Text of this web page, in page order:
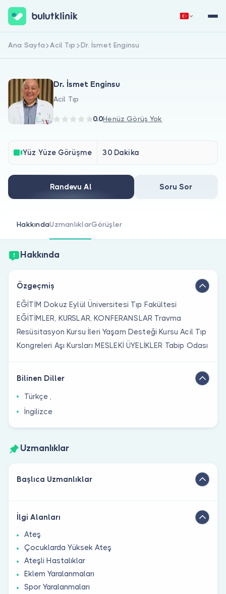
Hakkımızda
Hastalar için
Doktorlar için
Doktor musunuz?
Hemen Kaydol
Ana Sayfa Acil Tıp Dr. İsmet Enginsu
Dr. İsmet Enginsu
Acil Tıp
0.0Henüz Görüş Yok
Yüz Yüze Görüşme 30 Dakika
Randevu Al Soru Sor
HakkındaUzmanlıklarGörüşler
Hakkında
Özgeçmiş
EĞİTİM Dokuz Eylül Üniversitesi Tıp Fakültesi
EĞİTİMLER, KURSLAR, KONFERANSLAR Travma
Resüsitasyon Kursu İleri Yaşam Desteği Kursu Acil Tıp
Kongreleri Aşı Kursları MESLEKİ ÜYELİKLER Tabip Odası
Bilinen Diller
Türkçe ,
İngilizce
Uzmanlıklar
Başlıca Uzmanlıklar
İlgi Alanları
Ateş
Çocuklarda Yüksek Ateş
Ateşli Hastalıklar
Eklem Yaralanmaları
Spor Yaralanmaları